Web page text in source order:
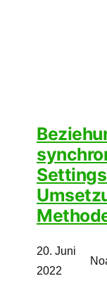
20. Juni
2022